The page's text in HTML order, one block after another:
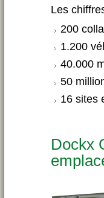
Les
200
1.200
40.000
50
16 sites
Dockx